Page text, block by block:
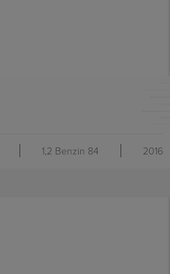
1,2 Benzin 84 2016